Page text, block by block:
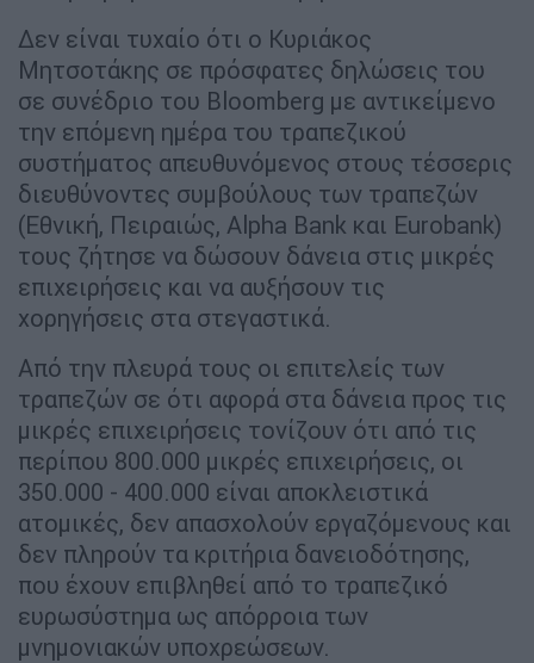
Δεν είναι τυχαίο ότι ο Κυριάκος
Μητσοτάκης σε πρόσφατες δηλώσεις του
σε συνέδριο του Bloomberg με αντικείμενο
την επόμενη ημέρα του τραπεζικού
συστήματος απευθυνόμενος στους τέσσερις
διευθύνοντες συμβούλους των τραπεζών
(Εθνική, Πειραιώς, Alpha Bank και Eurobank)
τους ζήτησε να δώσουν δάνεια στις μικρές
επιχειρήσεις και να αυξήσουν τις
χορηγήσεις στα στεγαστικά.
Από την πλευρά τους οι επιτελείς των
τραπεζών σε ότι αφορά στα δάνεια προς τις
μικρές επιχειρήσεις τονίζουν ότι από τις
περίπου 800.000 μικρές επιχειρήσεις, οι
350.000 - 400.000 είναι αποκλειστικά
ατομικές, δεν απασχολούν εργαζόμενους και
δεν πληρούν τα κριτήρια δανειοδότησης,
που έχουν επιβληθεί από το τραπεζικό
ευρωσύστημα ως απόρροια των
μνημονιακών υποχρεώσεων.